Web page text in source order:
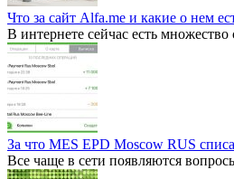
Что за сайт Alfa.me и какие о нем
В интернете сейчас есть множество
За что MES EPD Moscow RUS
Все чаще в сети появляются